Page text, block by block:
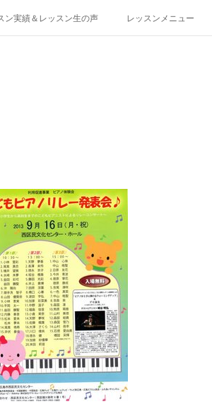
ン実績＆レッスン生の声 レッスンメニュー